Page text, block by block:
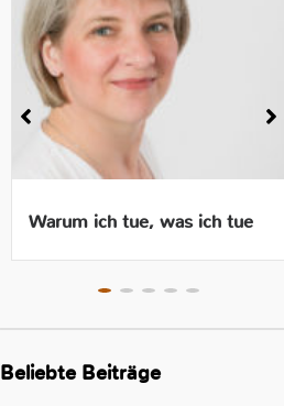
Warum ich tue, was ich tue
Beliebte Beiträge